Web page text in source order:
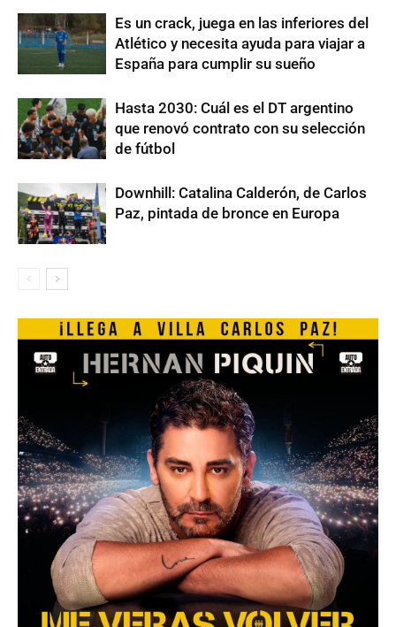
Es un crack, juega en las inferiores del
Atlético y necesita ayuda para viajar a
España para cumplir su sueño
Hasta 2030: Cuál es el DT argentino
que renovó contrato con su selección
de fútbol
Downhill: Catalina Calderón, de Carlos
Paz, pintada de bronce en Europa